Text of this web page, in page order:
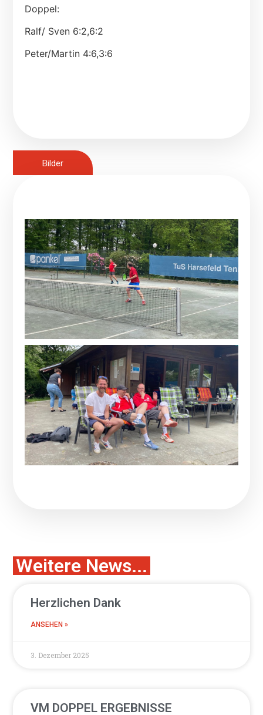
Doppel:
Ralf/ Sven 6:2,6:2
Peter/Martin 4:6,3:6
Bilder
Weitere News...
Herzlichen Dank
ANSEHEN »
3. Dezember 2025
VM DOPPEL ERGEBNISSE